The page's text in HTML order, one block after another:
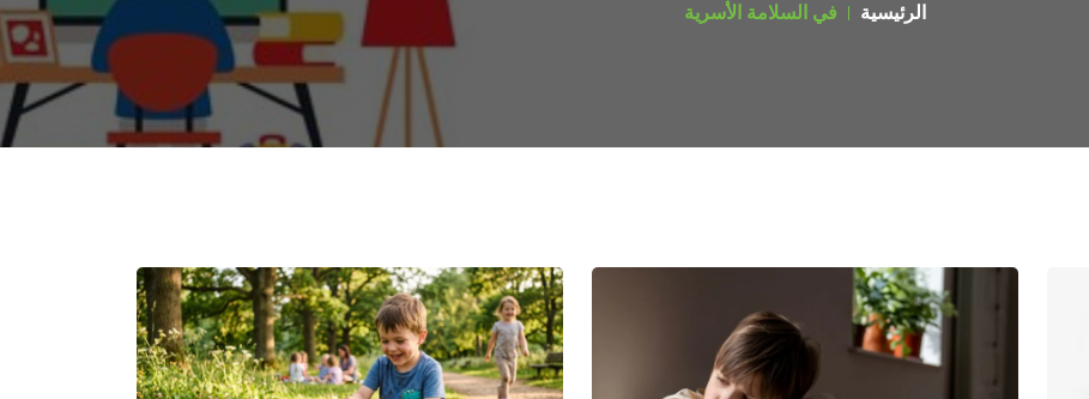
الرئيسية في السلامة الأسرية